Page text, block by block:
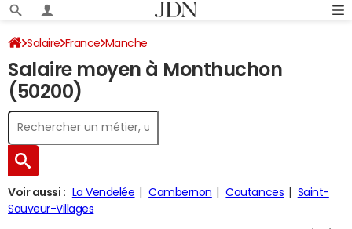
Salaire France Manche
Salaire moyen à Monthuchon
(50200)
Voir aussi : La Vendelée Cambernon Coutances
Saint-
Sauveur-Villages